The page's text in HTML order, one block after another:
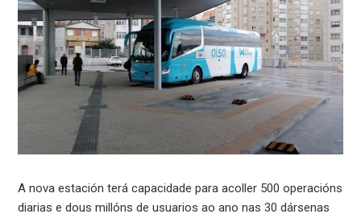
A nova estación terá capacidade para acoller 500 operacións
diarias e dous millóns de usuarios ao ano nas 30 dársenas